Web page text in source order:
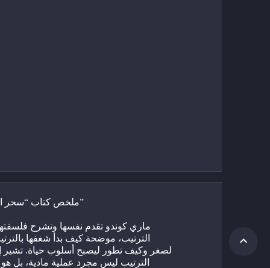
ملخص كتاب “سحر الترتيب”